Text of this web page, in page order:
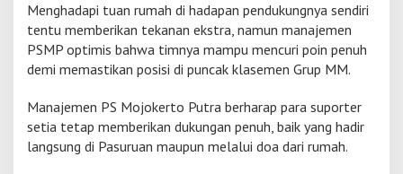
Menghadapi tuan rumah di hadapan pendukungnya sendiri
tentu memberikan tekanan ekstra, namun manajemen
PSMP optimis bahwa timnya mampu mencuri poin penuh
demi memastikan posisi di puncak klasemen Grup MM.
Manajemen PS Mojokerto Putra berharap para suporter
setia tetap memberikan dukungan penuh, baik yang hadir
langsung di Pasuruan maupun melalui doa dari rumah.